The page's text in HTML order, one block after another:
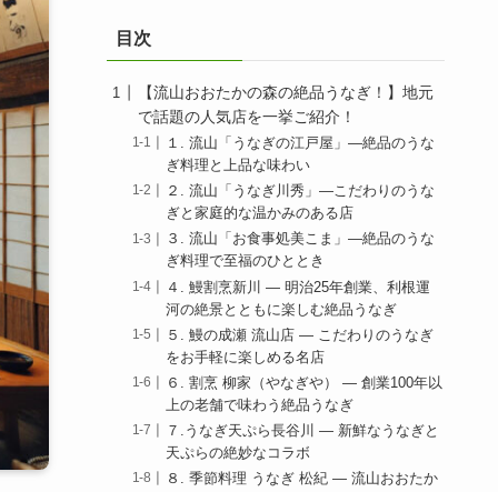
目次
【流山おおたかの森の絶品うなぎ！】地元
で話題の人気店を一挙ご紹介！
１. 流山「うなぎの江戸屋」—絶品のうな
ぎ料理と上品な味わい
２. 流山「うなぎ川秀」—こだわりのうな
ぎと家庭的な温かみのある店
３. 流山「お食事処美こま」—絶品のうな
ぎ料理で至福のひととき
４. 鰻割烹新川 — 明治25年創業、利根運
河の絶景とともに楽しむ絶品うなぎ
５. 鰻の成瀬 流山店 — こだわりのうなぎ
をお手軽に楽しめる名店
６. 割烹 柳家（やなぎや） — 創業100年以
上の老舗で味わう絶品うなぎ
７.うなぎ天ぷら長谷川 — 新鮮なうなぎと
天ぷらの絶妙なコラボ
８. 季節料理 うなぎ 松紀 — 流山おおたか